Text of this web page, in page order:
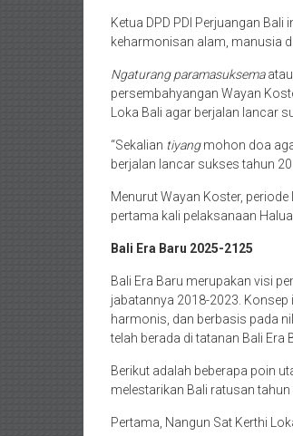
Ketua DPD PDI Perjuangan
keharmonisan alam, manusia
Ngaturang paramasuksemaatau
persembahyangan Wayan
Loka Bali agar berjalan lancar
“Sekalian tiyangmohon doa
berjalan lancar sukses tahun
Menurut Wayan Koster,
pertama kali pelaksanaan
Bali Era Baru 2025-2125
Bali Era Baru merupakan visi
jabatannya 2018-2023.
harmonis, dan berbasis pada
telah berada di tatanan Bali Era
Berikut adalah beberapa poin
melestarikan Bali ratusan tahun
Pertama, Nangun Sat Kerthi